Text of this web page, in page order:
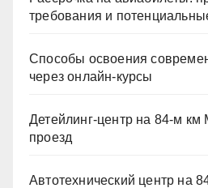
требования и
Способы освоения
через онлайн-курсы
Детейлинг-центр на 84-м
проезд
Автотехнический центр на